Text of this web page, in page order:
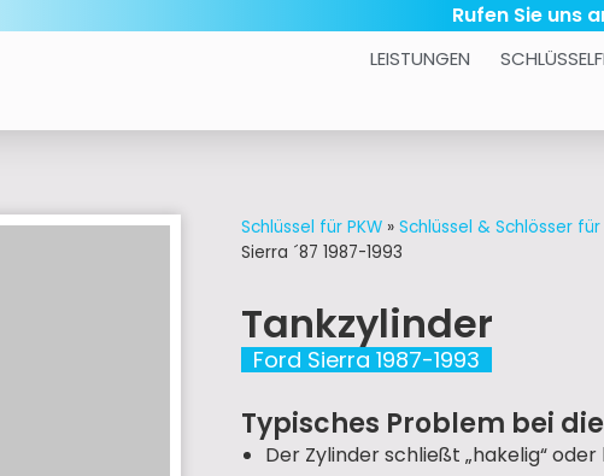
Rufen Sie uns
LEISTUNGEN
Schlüssel für PKW » Schlüssel & Schlösser für
Sierra ´87 1987-1993
Tankzylinder
Ford Sierra 1987-1993
Typisches Problem bei
Der Zylinder schließt „hakelig“